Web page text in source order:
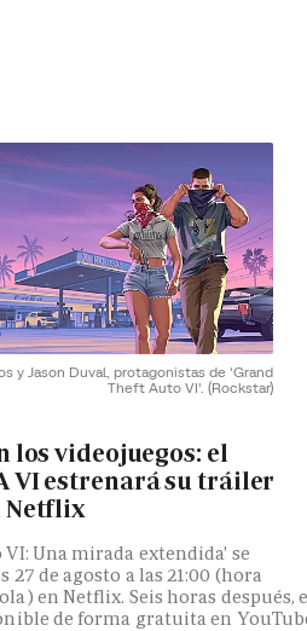
y Jason Duval, protagonistas de 'Grand
Theft Auto VI'. (Rockstar)
los videojuegos: el
VI estrenará su tráiler
Netflix
Una mirada extendida' se
27 de agosto a las 21:00 (hora
en Netflix. Seis horas después,
de forma gratuita en